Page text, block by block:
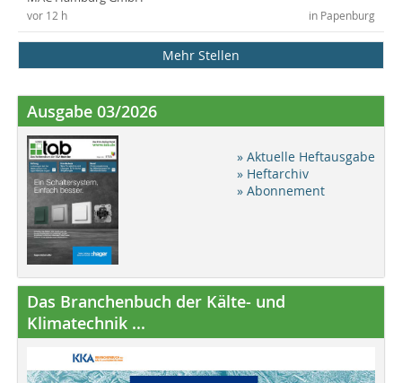
in Papenburg
vor 12 h
Mehr Stellen
Ausgabe 03/2026
» Aktuelle Heftausgabe
» Heftarchiv
» Abonnement
Das Branchenbuch der Kälte- und
Klimatechnik ...